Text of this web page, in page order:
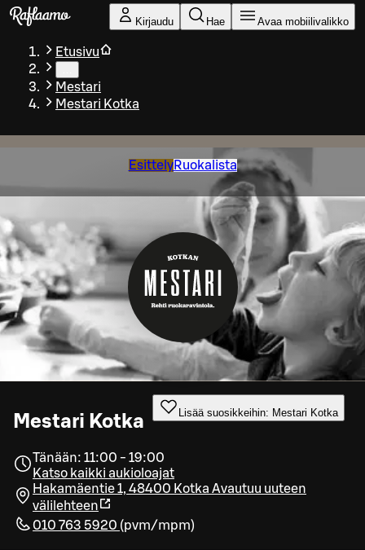
Siirry pääsisältöön
Kirjaudu Hae Avaa mobiilivalikko
Etusivu
Mestari
Mestari Kotka
EsittelyRuokalista
Mestari Kotka Lisää suosikkeihin: Mestari Kotka
Tänään: 11:00 - 19:00
Katso kaikki aukioloajat
Hakamäentie 1, 48400 Kotka Avautuu uuteen
välilehteen
010 763 5920 (pvm/mpm)